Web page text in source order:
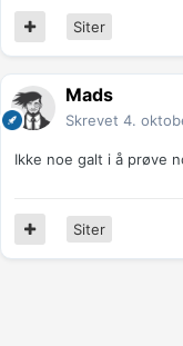
Siter
Mads
Skrevet 4.
Ikke noe galt i å prøve
Siter